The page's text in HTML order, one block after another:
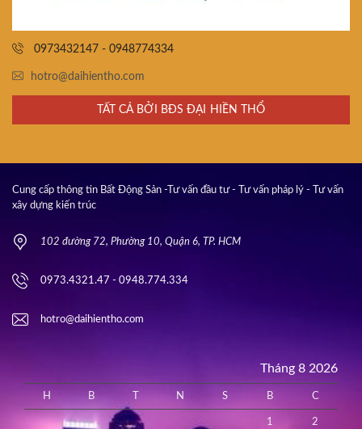
0973432147 - 0948774334
hotro@daihientho.com
TẤT CẢ BỞI BĐS ĐẠI HIỀN THỔ
Cung cấp thông tin Bất Động Sản -Tư vấn đầu tư - Tư vấn pháp lý - Tư vấn
xây dựng kiến trúc
102 đường 72, Phường 10, Quận 6, TP. HCM
0973.4321.47 - 0948.774.334
hotro@daihientho.com
Tháng 8 2026
H B N S B C
1 2